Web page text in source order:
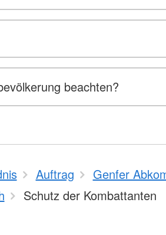
beachten?
Auftrag
Genfer
Schutz der Kombattanten